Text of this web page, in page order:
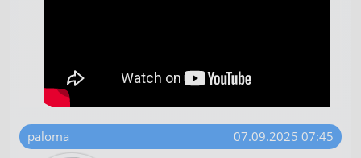
paloma
07.09.2025 07:45